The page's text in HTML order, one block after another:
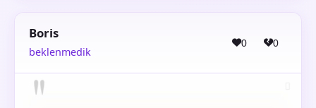
Boris
beklenmedik
0 0